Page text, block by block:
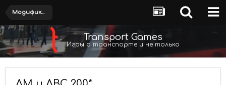
Модификации
Transport Games
Игры о транспорте и не только